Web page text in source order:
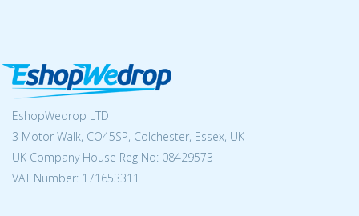
EshopWedrop LTD
3 Motor Walk, CO45SP, Colchester, Essex, UK
UK Company House Reg No: 08429573
VAT Number: 171653311